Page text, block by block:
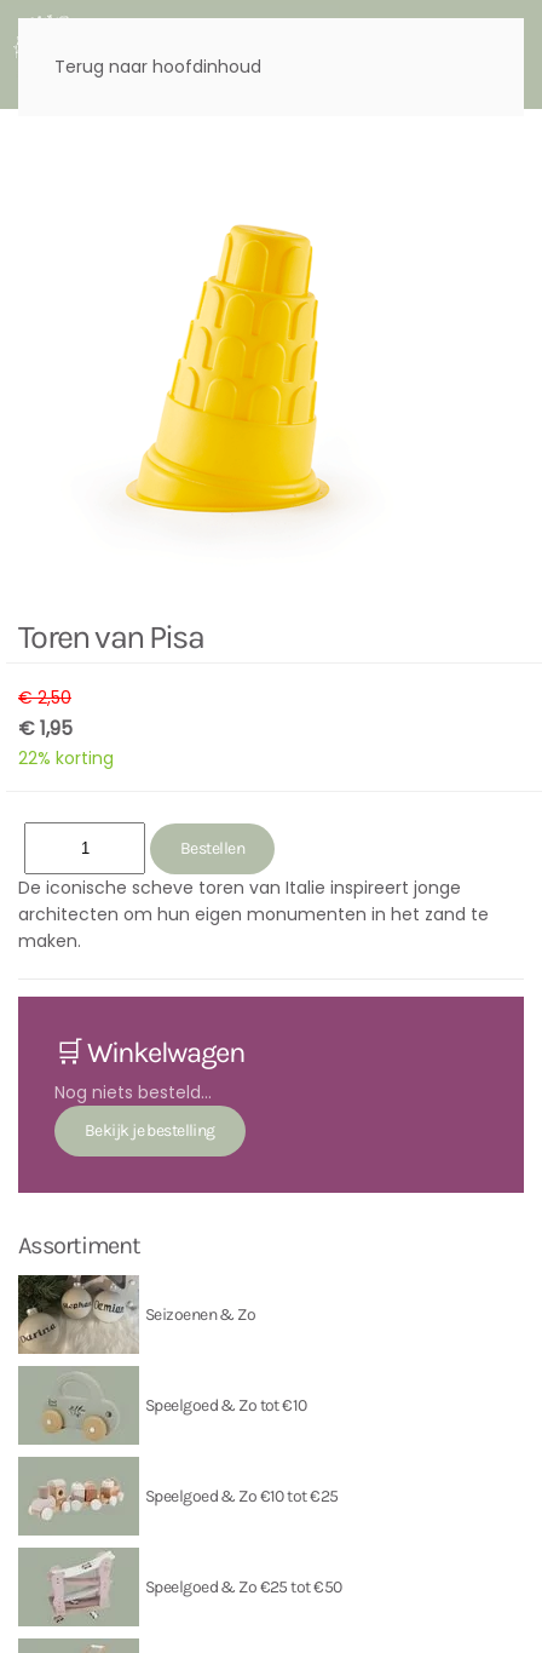
Terug naar hoofdinhoud
Toren van Pisa
€ 2,50
€ 1,95
22% korting
De iconische scheve toren van Italie inspireert jonge
architecten om hun eigen monumenten in het zand te
maken.
🛒 Winkelwagen
Nog niets besteld...
Assortiment
Seizoenen & Zo
Speelgoed & Zo tot €10
Speelgoed & Zo €10 tot €25
Speelgoed & Zo €25 tot €50